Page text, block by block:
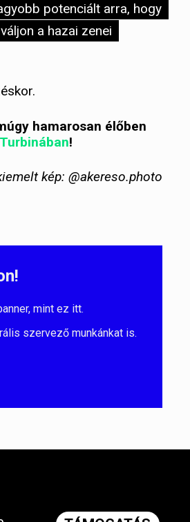
potenciált arra, hogy
a hazai zenei
hamarosan élőben
Turbinában!
kép: @akereso.photo
mint ez itt.
szervező munkánkat is.